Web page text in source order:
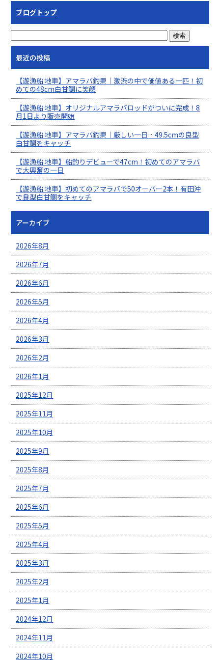
ブログトップ
最近の投稿
【遊漁船 地車】アマラバ釣果｜激渋の中で価値ある一匹！初
めての48cm白甘鯛に笑顔
【遊漁船 地車】オリジナルアマラバロッドがついに完成！8
月1日より販売開始
【遊漁船 地車】アマラバ釣果｜厳しい一日…49.5cmの良型
白甘鯛をキャッチ
【遊漁船 地車】船釣りデビューで47cm！初めてのアマラバ
で大興奮の一日
【遊漁船 地車】初めてのアマラバで50オーバー2本！有田沖
で良型白甘鯛をキャッチ
アーカイブ
2026年8月
2026年7月
2026年6月
2026年5月
2026年4月
2026年3月
2026年2月
2026年1月
2025年12月
2025年11月
2025年10月
2025年9月
2025年8月
2025年7月
2025年6月
2025年5月
2025年4月
2025年3月
2025年2月
2025年1月
2024年12月
2024年11月
2024年10月